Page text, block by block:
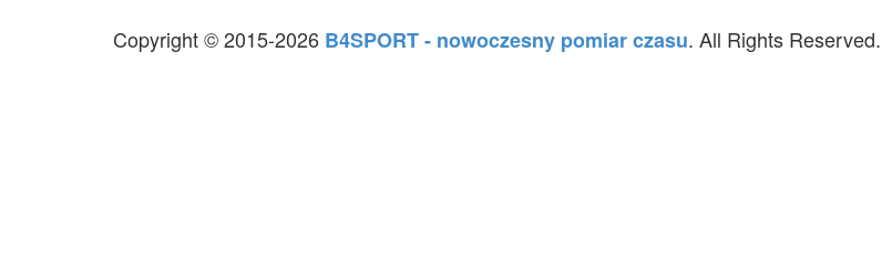
Copyright © 2015-2026 B4SPORT - nowoczesny pomiar czasu. All Rights Reserved.